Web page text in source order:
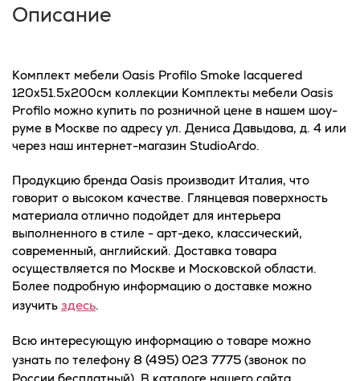
Описание
Комплект мебели Oasis Profilo Smoke lacquered
120x51.5x200см коллекции Комплекты мебели Oasis
Profilo можно купить по розничной цене в нашем шоу-
руме в Москве по адресу ул. Дениса Давыдова, д. 4 или
через наш интернет-магазин StudioArdo.
Продукцию бренда Oasis производит Италия, что
говорит о высоком качестве. Глянцевая поверхность
материала отлично подойдет для интерьера
выполненного в стиле - арт-деко, классический,
современный, английский. Доставка товара
осуществляется по Москве и Московской области.
Более подробную информацию о доставке можно
изучить здесь.
Всю интересующую информацию о товаре можно
узнать по телефону 8 (495) 023 7775 (звонок по